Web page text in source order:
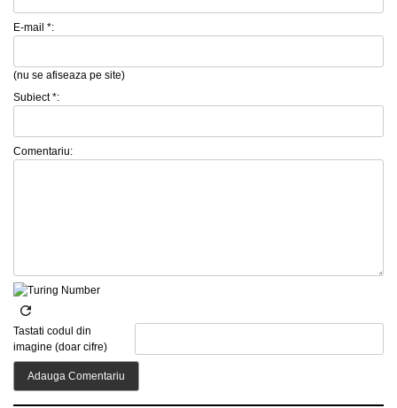
E-mail *:
(nu se afiseaza pe site)
Subiect *:
Comentariu:
Tastati codul din
imagine (doar cifre)